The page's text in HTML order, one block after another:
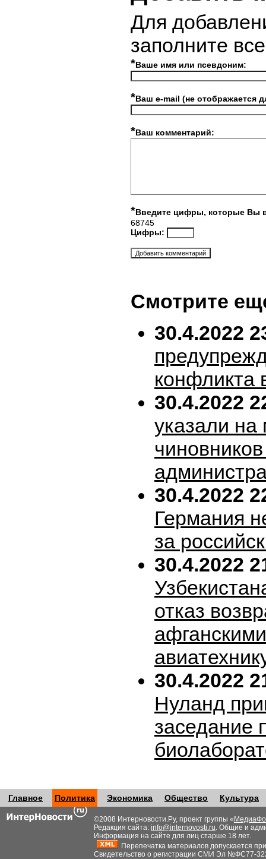
Для
заполните
*Ваше имя или псевдоним:
*Ваш e-mail (не отображается
*Ваш комментарий:
*Введите цифры, которые Вы
68745
Цифры:
Смотрите
30.4.2022
конфликта
30.4.2022
указали на
30.4.2022
Германия
за
30.4.2022
отказ
30.4.2022
Нуланд
заседание
Главное Политика Экономика Общество Культура
©2008 Интерновости.Ру, проект группы «
Редакция сайта: info@internovosti.ru. Общие и
Информация на сайте для лиц старше 18 лет.
Перепечатка материалов допускается
Свидетельство о регистрации СМИ Эл №ФС77-